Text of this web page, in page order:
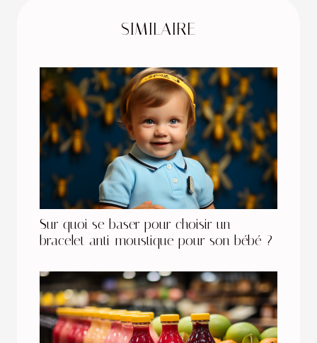
SIMILAIRE
Sur quoi se baser pour choisir un
bracelet anti-moustique pour son bébé ?